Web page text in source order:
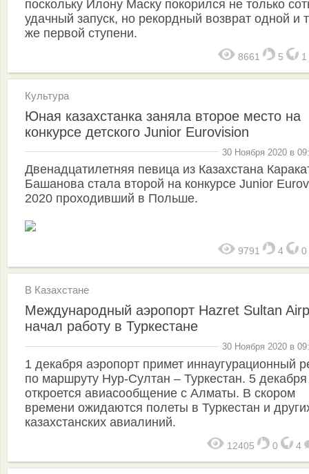
поскольку Илону Маску покорился не только
удачный запуск, но рекордный возврат одной и
же первой ступени.
8661 5 1
Культура
Юная казахстанка заняла второе место на
конкурсе детского Junior Eurovision
30 Ноября 2020 в
Двенадцатилетняя певица из Казахстана
Башанова стала второй на конкурсе Junior
2020 проходивший в Польше.
9791 4 0
В Казахстане
Международный аэропорт Hazret Sultan
начал работу в Туркестане
30 Ноября 2020 в
1 декабря аэропорт примет иннаугурационный
по маршруту Нур-Султан – Туркестан. 5 декабря
откроется авиасообщение с Алматы. В скором
времени ожидаются полеты в Туркестан и
казахстанских авиалиний.
12405 0 4